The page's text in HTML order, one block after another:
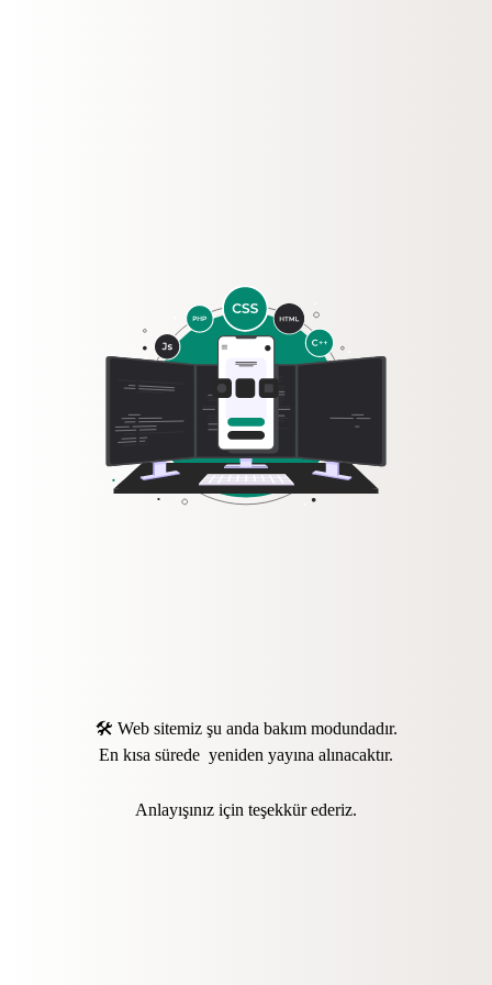
🛠️ Web sitemiz şu anda bakım modundadır.
En kısa sürede yeniden yayına alınacaktır.
Anlayışınız için teşekkür ederiz.